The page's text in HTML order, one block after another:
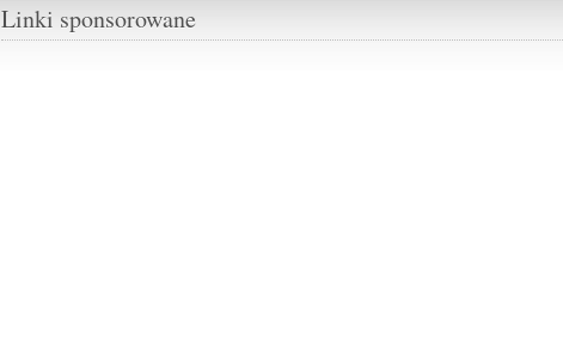
Linki sponsorowane